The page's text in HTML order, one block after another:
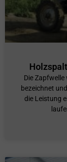
Die
bezeichnet
die Leistung